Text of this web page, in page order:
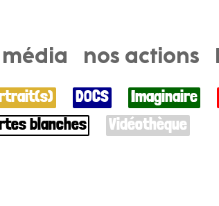
média nos actions
DOCS Imaginaire
blanches
Vidéothèque